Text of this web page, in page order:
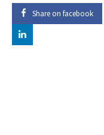
Share on facebook